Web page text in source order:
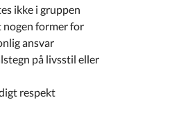
ikke i gruppen
former for
ansvar
på livsstil eller
respekt